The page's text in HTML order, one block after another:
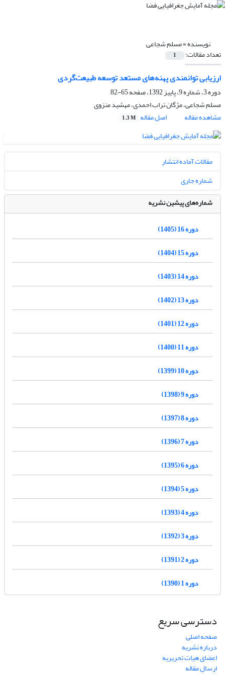
نویسنده =مسلم شجاعی
تعداد مقالات: 1
ارزیابی توانمندی پهنه‌های مستعد توسعه طبیعت‌گردی
دوره 3، شماره 9، پاییز 1392، صفحه
65-82
مسلم شجاعی، مژگان تراب احمدی، مهشید منزوی
مشاهده مقاله
اصل مقاله 1.3 M
مقالات آماده انتشار
شماره جاری
شماره‌های پیشین نشریه
دوره 16 (1405)
دوره 15 (1404)
دوره 14 (1403)
دوره 13 (1402)
دوره 12 (1401)
دوره 11 (1400)
دوره 10 (1399)
دوره 9 (1398)
دوره 8 (1397)
دوره 7 (1396)
دوره 6 (1395)
دوره 5 (1394)
دوره 4 (1393)
دوره 3 (1392)
دوره 2 (1391)
دوره 1 (1390)
دسترسی سریع
صفحه اصلی
درباره نشریه
اعضای هیات تحریریه
ارسال مقاله